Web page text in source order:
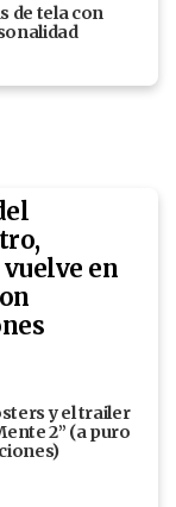
de tela con
en
y el trailer
2” (a puro